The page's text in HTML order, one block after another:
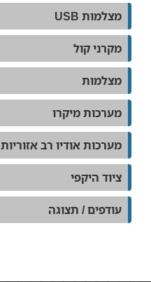
מצלמות USB
מקרני קול
מצלמות
מערכות מיקרו
מערכות אודיו רב אזוריות
ציוד היקפי
עודפים / תצוגה